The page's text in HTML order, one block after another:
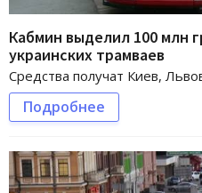
Кабмин выделил 100 млн
украинских трамваев
Средства получат Киев,
Подробнее